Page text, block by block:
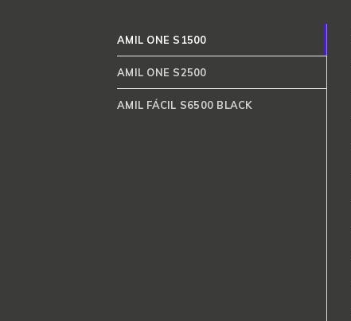
AMIL ONE S1500
AMIL ONE S2500
AMIL FÁCIL S6500 BLACK